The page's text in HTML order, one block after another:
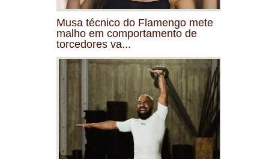
Musa técnico do Flamengo mete
malho em comportamento de
torcedores va...